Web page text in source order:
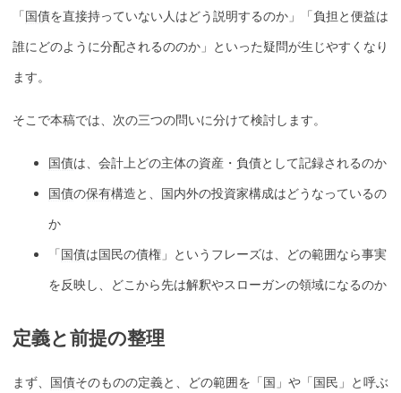
「国債を直接持っていない人はどう説明するのか」「負担と便益は
誰にどのように分配されるののか」といった疑問が生じやすくなり
ます。
そこで本稿では、次の三つの問いに分けて検討します。
国債は、会計上どの主体の資産・負債として記録されるのか
国債の保有構造と、国内外の投資家構成はどうなっているの
か
「国債は国民の債権」というフレーズは、どの範囲なら事実
を反映し、どこから先は解釈やスローガンの領域になるのか
定義と前提の整理
まず、 国債そのものの定義と、どの範囲を「国」や「国民」と呼ぶ